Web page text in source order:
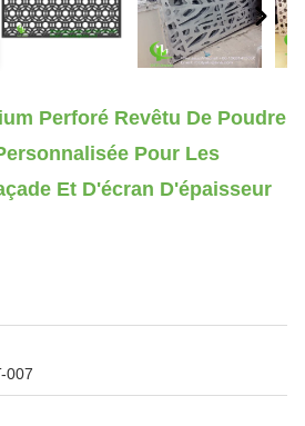
Perforé Revêtu De Poudre
Pour Les
Et D'écran D'épaisseur
007